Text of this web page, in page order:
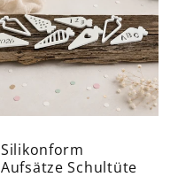
Silikonform
Aufsätze Schultüte